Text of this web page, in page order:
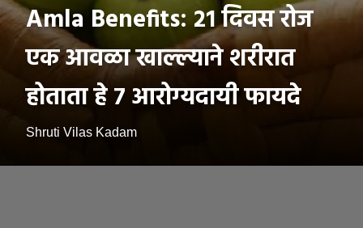
Amla Benefits: २१ दिवस रोज
एक आवळा खाल्ल्याने शरीरात
होताता हे ७ आरोग्यदायी फायदे
Shruti Vilas Kadam